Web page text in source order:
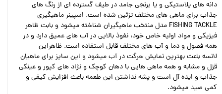
دانه های پلاستیکی و یا برنجی جامد در طیف گسترده ای از رنگ های
جذاب برای ماهی های مختلف تزئین شده است. اسپینر ماهیگیری
FISHING TACKLE مدل منتخب ماهیگیران شناخته میشود و بابت ظاهر
فیزیکی و مواد اولیه خاص خود، نفوذ بالایی در آب های عمیق دارد و در
همه فصول و دما و آب های مختلف قابل استفاده است. ظاهراین
لانسه باعث بهترین نمایش حرگت در آب میشود و این سایز برای ماهیان
قزل و مشابه و همه ماهی هایی با دهان کوچک و نژاد های کپور و عینکی
جذاب و ایده آل است و پشه نداشتن این طعمه باعث افزایش کیفی و
کمی صید میشود.